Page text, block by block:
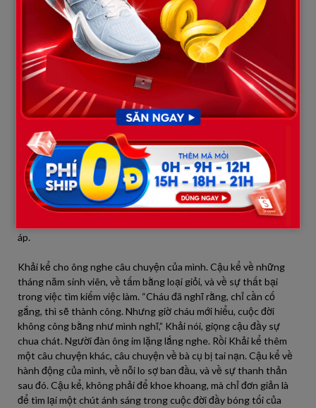
chiếc bàn gỗ cũ kỹ, nằm dưới một tán cây lớn. Khải gọi một ly cà
phê đen, ngồi xuống, và ngắm nhìn dòng người đi lại. Cậu cảm
thấy mình thật lạc lõng giữa thành phố này. Mọi người đều có
một mục đích, một điểm đến, còn cậu thì không. Chiếc ba lô cũ
của cậu, giờ đây không còn chứa đầy sách vở, mà chỉ chứa đầy
sự thất bại.
Ngồi ở bàn bên cạnh là một người đàn ông trung niên, mặc một
bộ vest lịch lãm. Ông đang trò chuyện với một người bạn, nhưng
Khải không quan tâm. Cậu chỉ muốn được yên tĩnh, được một
mình. Sau một hồi, người bạn của ông ấy rời đi, và Khải bỗng
nhiên cất tiếng nói, không rõ vì sao. Có lẽ vì quá cô đơn, có lẽ vì
quá cần một người để tâm sự. “Chú ơi, cháu có thể hỏi chú một
câu được không?” Người đàn ông lịch lãm quay lại, nhìn Khải
áp.
Khải kể cho ông nghe câu chuyện của mình. Cậu kể về những
tháng năm sinh viên, về tấm bằng loại giỏi, và về sự thất bại
trong việc tìm kiếm việc làm. “Cháu đã nghĩ rằng, chỉ cần cố
gắng, thì sẽ thành công. Nhưng giờ cháu mới hiểu, cuộc đời
không công bằng như mình nghĩ,” Khải nói, giọng cậu đầy sự
chua chát. Người đàn ông im lặng lắng nghe. Rồi Khải kể thêm
một câu chuyện khác, câu chuyện về bà cụ bị tai nạn. Cậu kể về
hành động của mình, về nỗi lo sợ ban đầu, và về sự thanh thản
sau đó. Cậu kể, không phải để khoe khoang, mà chỉ đơn giản là
để tìm lại một chút ánh sáng trong cuộc đời đầy bóng tối của